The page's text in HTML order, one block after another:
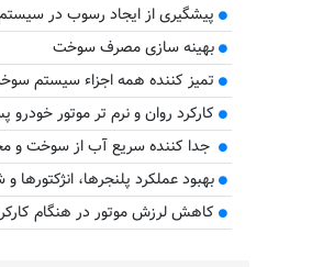
پیشگیری از ایجاد رسوب در
بهینه سازی مصرف سوخت
تمیز کننده همه اجزاء سیستم
کارکرد روان و نرم تر موتور خودرو
جدا کننده سریع آب از سوخت و
بهبود عملکرد پلنجرها، انژکتورها
کاهش لرزش موتور در هنگام